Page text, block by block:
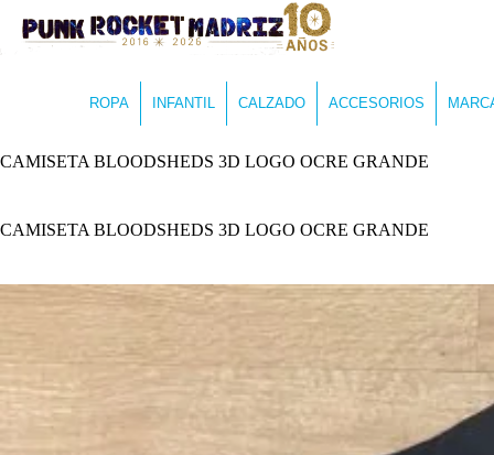
ROPA INFANTIL CALZADO ACCESORIOS
CAMISETA BLOODSHEDS 3D LOGO OCRE GRANDE
CAMISETA BLOODSHEDS 3D LOGO OCRE GRANDE